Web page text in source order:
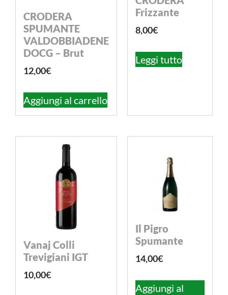
CRODERA
SPUMANTE
VALDOBBIADENE
DOCG – Brut
12,00€
Aggiungi al carrello
Frizzante
8,00€
Leggi tutto
Vanaj Colli
Trevigiani IGT
10,00€
Il Pigro
Spumante
14,00€
Aggiungi al